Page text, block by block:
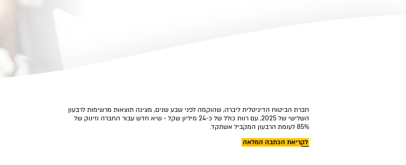
חברת הביטוח הדיגיטלית ליברה, שהוקמה לפני שבע שנים, מציגה תוצאות מרשימות לרבעון
השלישי של 2025, עם רווח כולל של כ-24 מיליון שקל - שיא חדש עבור החברה וזינוק של
85% לעומת הרבעון המקביל אשתקד.
לקריאת הכתבה המלאה